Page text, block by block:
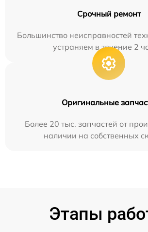
Срочный ремонт
Большинство неисправностей
устраняем в течение 2
Оригинальные
Более 20 тыс. запчастей от
наличии на собственных
Этапы